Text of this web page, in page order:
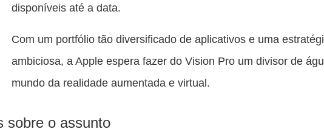
disponíveis até a data.
Com um portfólio tão diversificado de aplicativos e uma
ambiciosa, a Apple espera fazer do Vision Pro um divisor de
mundo da realidade aumentada e virtual.
sobre o assunto